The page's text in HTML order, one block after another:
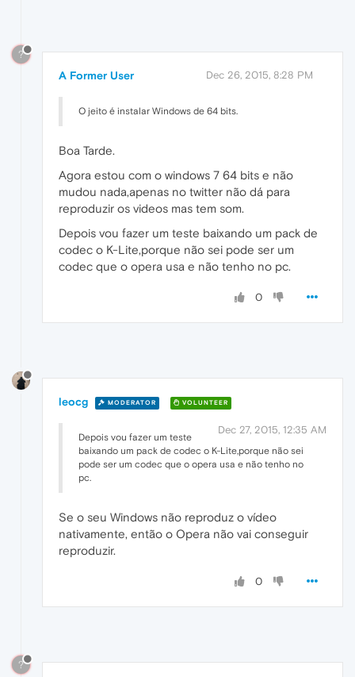
?
A Former User Dec 26, 2015, 8:28 PM
O jeito é instalar Windows de 64 bits.
Boa Tarde.
Agora estou com o windows 7 64 bits e não
mudou nada,apenas no twitter não dá para
reproduzir os videos mas tem som.
Depois vou fazer um teste baixando um pack de
codec o K-Lite,porque não sei pode ser um
codec que o opera usa e não tenho no pc.
0
leocg MODERATOR VOLUNTEER
Dec 27, 2015, 12:35 AM
Depois vou fazer um teste
baixando um pack de codec o K-Lite,porque não sei
pode ser um codec que o opera usa e não tenho no
pc.
Se o seu Windows não reproduz o vídeo
nativamente, então o Opera não vai conseguir
reproduzir.
0
?